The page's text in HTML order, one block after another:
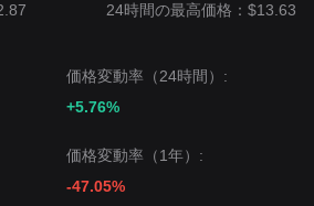
24時間の最高価格：$13.63
価格変動率（24時間）:
+5.76%
価格変動率（1年）:
-47.05%